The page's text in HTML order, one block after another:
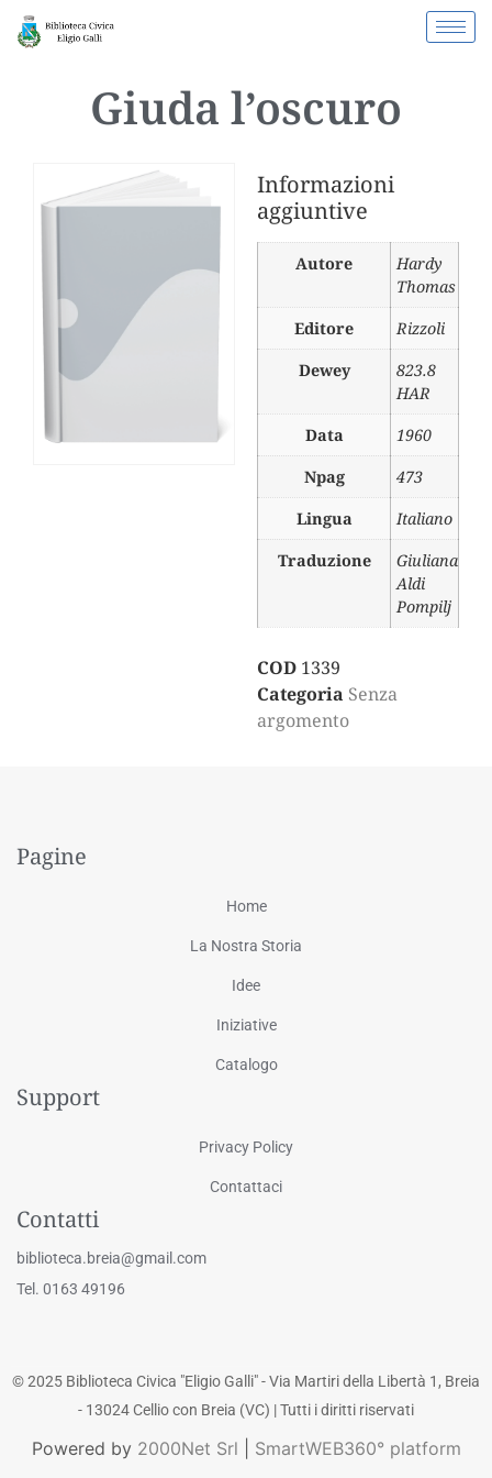
Giuda l’oscuro
Informazioni
aggiuntive
Autore
Hardy
Thomas
Editore
Rizzoli
Dewey
823.8
HAR
Data
1960
Npag
473
Lingua
Italiano
Traduzione
Giuliana
Aldi
Pompilj
COD 1339
Categoria Senza
argomento
Pagine
Home
La Nostra Storia
Idee
Iniziative
Catalogo
Support
Privacy Policy
Contattaci
Contatti
biblioteca.breia@gmail.com
Tel. 0163 49196
© 2025 Biblioteca Civica "Eligio Galli" - Via Martiri della Libertà 1, Breia
- 13024 Cellio con Breia (VC) | Tutti i diritti riservati
Powered by 2000Net Srl SmartWEB360° platform